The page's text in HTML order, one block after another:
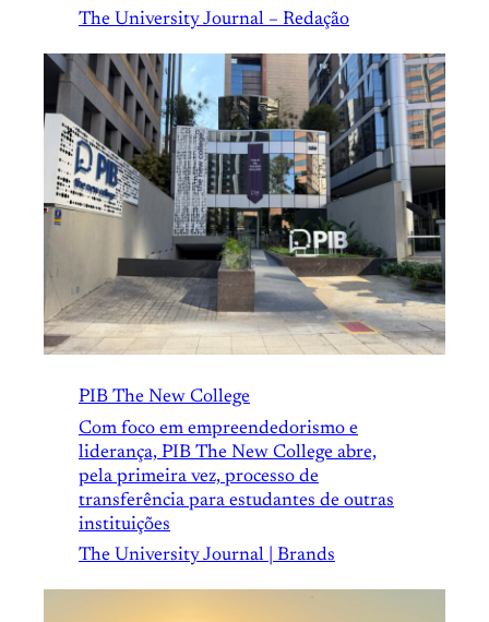
The University Journal – Redação
PIB The New College
Com foco em empreendedorismo e
liderança, PIB The New College abre,
pela primeira vez, processo de
transferência para estudantes de outras
instituições
The University Journal | Brands